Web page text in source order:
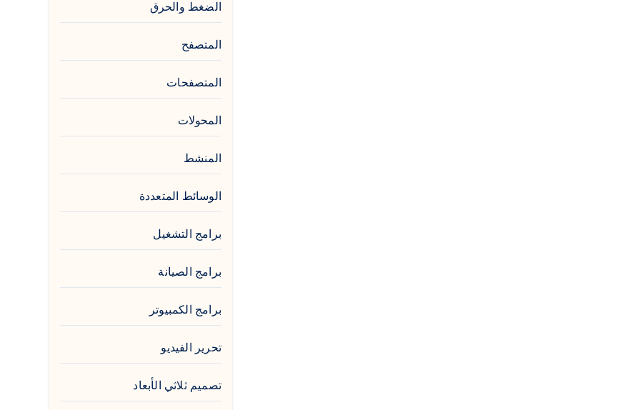
الضغط والحرق
المتصفح
المتصفحات
المحولات
المنشط
الوسائط المتعددة
برامج التشغيل
برامج الصيانة
برامج الكمبيوتر
تحرير الفيديو
تصميم ثلاثي الأبعاد